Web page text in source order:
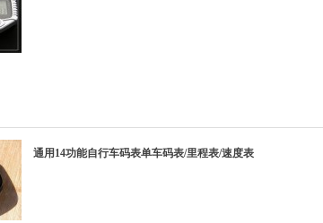
通用14功能自行车码表单车码表/里程表/速度表